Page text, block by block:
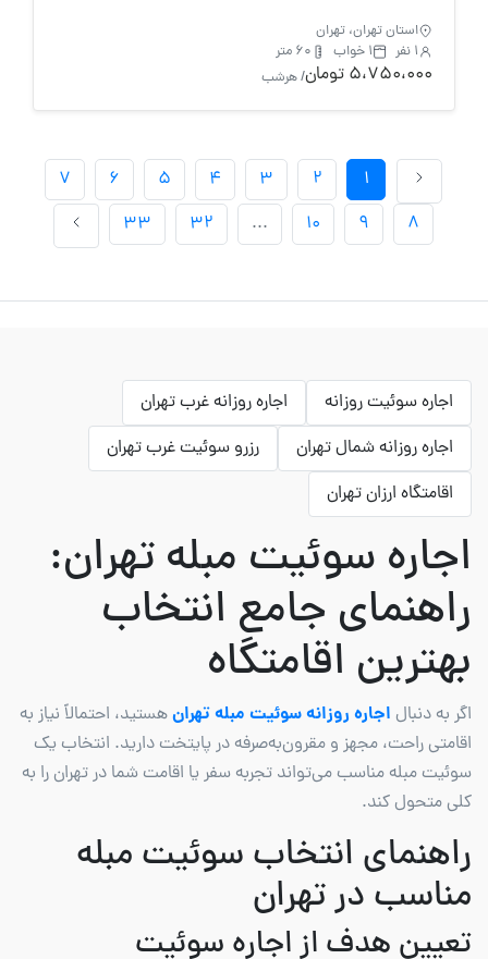
استان تهران، تهران
1 نفر
1 خواب 60 متر
5،750،000 تومان / هرشب
1
2
3
4
5
6
7
8
9
10
...
32
33
اجاره سوئیت روزانه
اجاره روزانه غرب تهران
اجاره روزانه شمال تهران
رزرو سوئیت غرب تهران
اقامتگاه ارزان تهران
اجاره سوئیت مبله تهران:
راهنمای جامع انتخاب
بهترین اقامتگاه
اگر به دنبال اجاره روزانه سوئیت مبله تهرانهستید، احتمالاً نیاز به
اقامتی راحت، مجهز و مقرون‌به‌صرفه در پایتخت دارید. انتخاب یک
سوئیت مبله مناسب می‌تواند تجربه سفر یا اقامت شما در تهران را به
کلی متحول کند.
راهنمای انتخاب سوئیت مبله
مناسب در تهران
تعیین هدف از اجاره سوئیت